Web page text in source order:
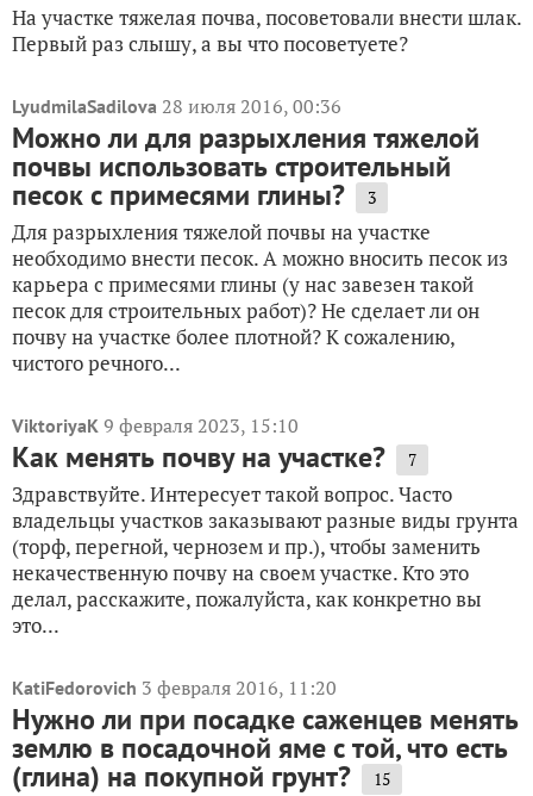
На участке тяжелая почва, посоветовали внести шлак.
Первый раз слышу, а вы что посоветуете?
LyudmilaSadilova 28 июля 2016, 00:36
Можно ли для разрыхления тяжелой
почвы использовать строительный
песок с примесями глины? 3
Для разрыхления тяжелой почвы на участке
необходимо внести песок. А можно вносить песок из
карьера с примесями глины (у нас завезен такой
песок для строительных работ)? Не сделает ли он
почву на участке более плотной? К сожалению,
чистого речного...
ViktoriyaK 9 февраля 2023, 15:10
Как менять почву на участке? 7
Здравствуйте. Интересует такой вопрос. Часто
владельцы участков заказывают разные виды грунта
(торф, перегной, чернозем и пр.), чтобы заменить
некачественную почву на своем участке. Кто это
делал, расскажите, пожалуйста, как конкретно вы
это...
KatiFedorovich 3 февраля 2016, 11:20
Нужно ли при посадке саженцев менять
землю в посадочной яме с той, что есть
(глина) на покупной грунт? 15